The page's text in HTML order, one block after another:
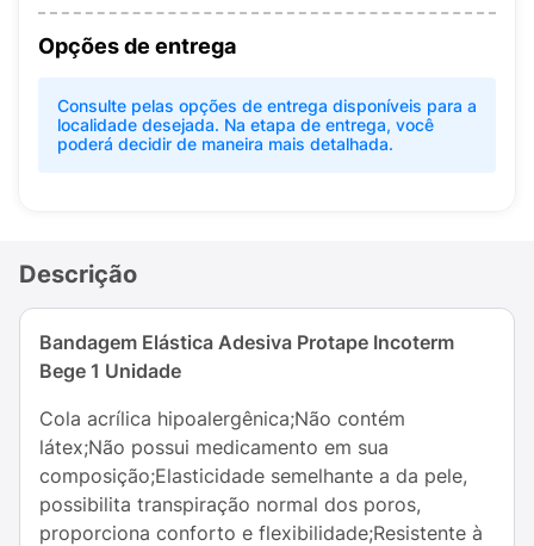
Opções de entrega
Consulte pelas opções de entrega disponíveis para a
localidade desejada. Na etapa de entrega, você
poderá decidir de maneira mais detalhada.
Descrição
Bandagem Elástica Adesiva Protape Incoterm
Bege 1 Unidade
Cola acrílica hipoalergênica;Não contém
látex;Não possui medicamento em sua
composição;Elasticidade semelhante a da pele,
possibilita transpiração normal dos poros,
proporciona conforto e flexibilidade;Resistente à